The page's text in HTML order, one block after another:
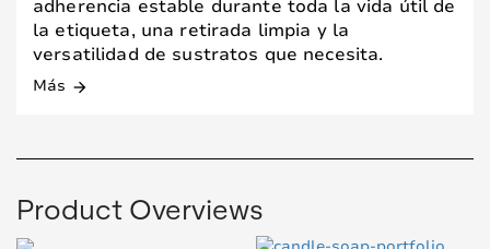
adherencia estable durante toda la vida útil de
la etiqueta, una retirada limpia y la
versatilidad de sustratos que necesita.
Más arrow_forward
Product Overviews